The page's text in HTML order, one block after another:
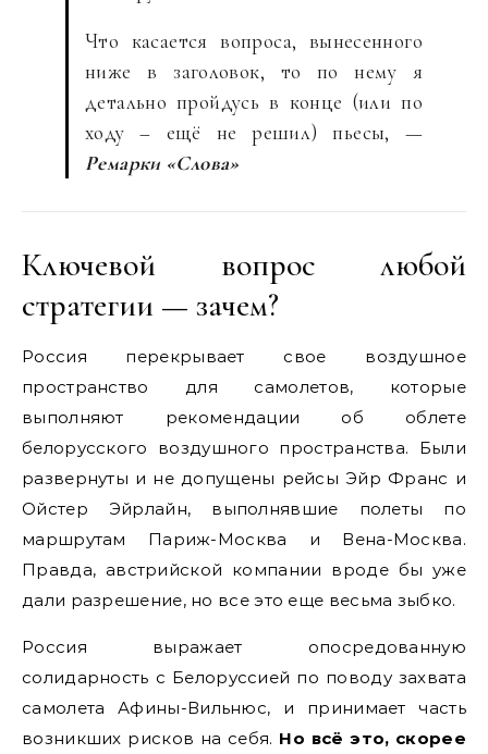
Что касается вопроса, вынесенного
ниже в заголовок, то по нему я
детально пройдусь в конце (или по
ходу – ещё не решил) пьесы, —
Ремарки «Слова»
Ключевой вопрос любой
стратегии — зачем?
Россия перекрывает свое воздушное
пространство для самолетов, которые
выполняют рекомендации об облете
белорусского воздушного пространства. Были
развернуты и не допущены рейсы Эйр Франс и
Ойстер Эйрлайн, выполнявшие полеты по
маршрутам Париж-Москва и Вена-Москва.
Правда, австрийской компании вроде бы уже
дали разрешение, но все это еще весьма зыбко.
Россия выражает опосредованную
солидарность с Белоруссией по поводу захвата
самолета Афины-Вильнюс, и принимает часть
возникших рисков на себя. Но всё это, скорее